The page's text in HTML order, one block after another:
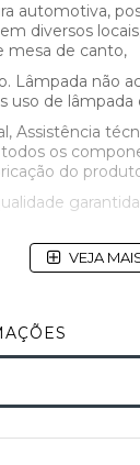
automotiva,
diversos
mesa de canto,
Lâmpada não
uso de lâmpada
Assistência
os
do
VEJA